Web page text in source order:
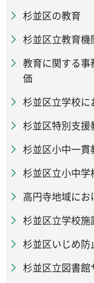
杉並区の教育
杉並区立教育機
教育に関する
価
杉並区立学校
杉並区特別支援
杉並区小中一
杉並区立小中
高円寺地域に
杉並区立学校施
杉並区いじめ
杉並区立図書